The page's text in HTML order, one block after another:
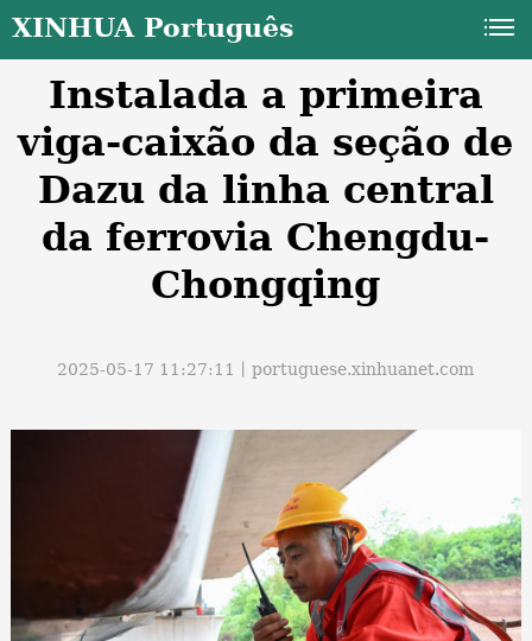
XINHUA Português
Instalada a primeira
viga-caixão da seção de
Dazu da linha central
da ferrovia Chengdu-
Chongqing
2025-05-17 11:27:11丨portuguese.xinhuanet.com